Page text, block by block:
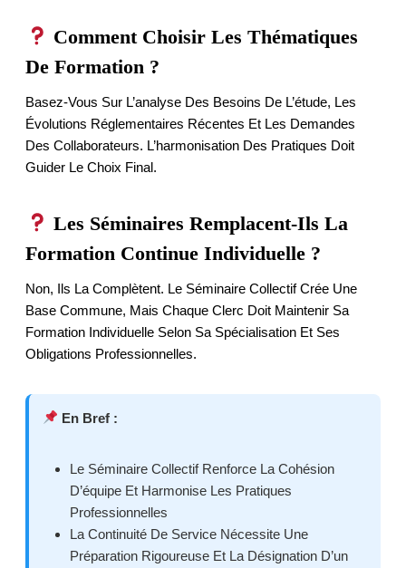
Comment Choisir Les Thématiques
De Formation ?
Basez-Vous Sur L’analyse Des Besoins De L’étude, Les
Évolutions Réglementaires Récentes Et Les Demandes
Des Collaborateurs. L’harmonisation Des Pratiques Doit
Guider Le Choix Final.
Les Séminaires Remplacent-Ils La
Formation Continue Individuelle ?
Non, Ils La Complètent. Le Séminaire Collectif Crée Une
Base Commune, Mais Chaque Clerc Doit Maintenir Sa
Formation Individuelle Selon Sa Spécialisation Et Ses
Obligations Professionnelles.
En Bref :
Le Séminaire Collectif Renforce La Cohésion
D’équipe Et Harmonise Les Pratiques
Professionnelles
La Continuité De Service Nécessite Une
Préparation Rigoureuse Et La Désignation D’un